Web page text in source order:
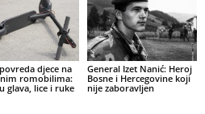
djece na
romobilima:
glava, lice i ruke
General Izet Nanić: Heroj
Bosne i Hercegovine koji
nije zaboravljen